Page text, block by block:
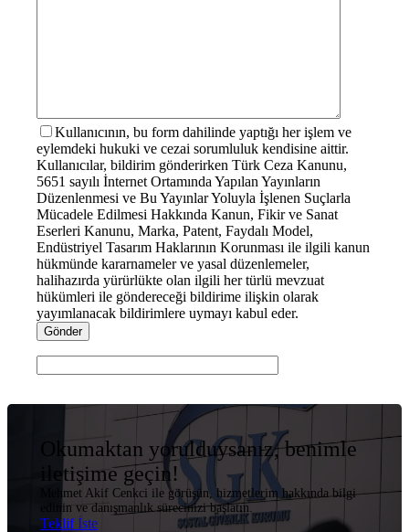
Kullanıcının, bu form dahilinde yaptığı her işlem ve
eylemdeki hukuki ve cezai sorumluluk kendisine aittir.
Kullanıcılar, bildirim gönderirken Türk Ceza Kanunu,
5651 sayılı İnternet Ortamında Yapılan Yayınların
Düzenlenmesi ve Bu Yayınlar Yoluyla İşlenen Suçlarla
Mücadele Edilmesi Hakkında Kanun, Fikir ve Sanat
Eserleri Kanunu, Marka, Patent, Faydalı Model,
Endüstriyel Tasarım Haklarının Korunması ile ilgili kanun
hükmünde kararnameler ve yasal düzenlemeler,
halihazırda yürürlükte olan ilgili her türlü mevzuat
hükümleri ile göndereceği bildirime ilişkin olarak
yayımlanacak bildirimlere uymayı kabul eder.
Okumaktan yorulduysanız, benimle
iletişime geçin!
Mehmet Akif Cenkci ile görüşün, hizmetlerim hakkında bilgi
edinin ve danışmanlık sürecinizi başlatın.
Teklif İste